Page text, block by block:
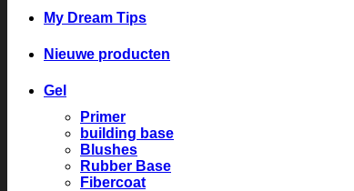
My Dream Tips
Nieuwe producten
Gel
Primer
building base
Blushes
Rubber Base
Fibercoat